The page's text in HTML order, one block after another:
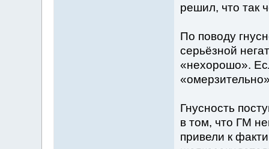
решил, что так
По поводу
серьёзной
«нехорошо».
Гнусность
в том, что ГМ
привели к